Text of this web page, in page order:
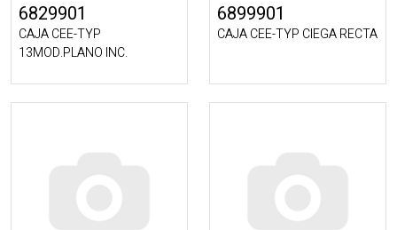
6829901
CAJA CEE-TYP
13MOD.PLANO INC.
6899901
CAJA CEE-TYP CIEGA RECTA